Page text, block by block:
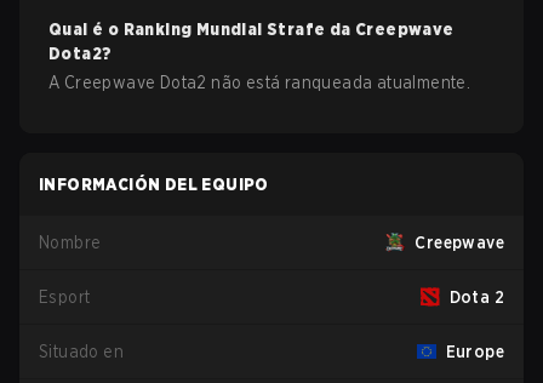
Qual é o Ranking Mundial Strafe da Creepwave
Dota2?
A Creepwave Dota2 não está ranqueada atualmente.
INFORMACIÓN DEL EQUIPO
Nombre Creepwave
Esport Dota 2
Situado en Europe